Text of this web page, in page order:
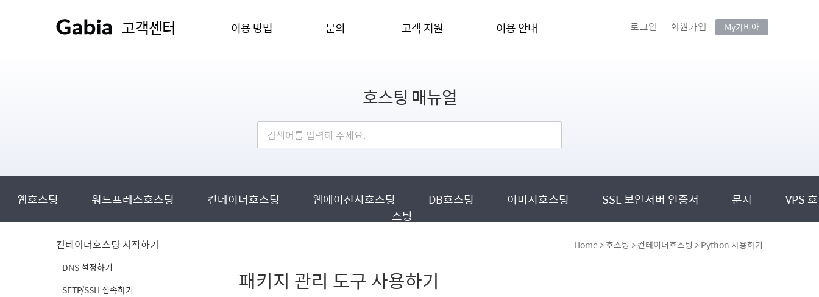
고객센터 이용 방법 문의 고객 지원 이용 안내 로그인 회원가입 My가비아
호스팅 매뉴얼
웹호스팅 워드프레스호스팅 컨테이너호스팅 웹에이전시호스팅 DB호스팅 이미지호스팅 SSL 보안서버 인증서 문자
VPS 호
스팅
Home > 호스팅 > 컨테이너호스팅 > Python 사용하기
패키지 관리 도구 사용하기
컨테이너호스팅 시작하기
DNS 설정하기
SFTP/SSH 접속하기